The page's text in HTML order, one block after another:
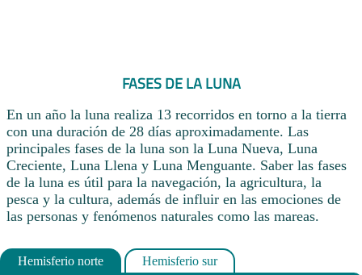
FASES DE LA LUNA
En un año la luna realiza 13 recorridos en torno a la tierra
con una duración de 28 días aproximadamente. Las
principales fases de la luna son la Luna Nueva, Luna
Creciente, Luna Llena y Luna Menguante. Saber las fases
de la luna es útil para la navegación, la agricultura, la
pesca y la cultura, además de influir en las emociones de
las personas y fenómenos naturales como las mareas.